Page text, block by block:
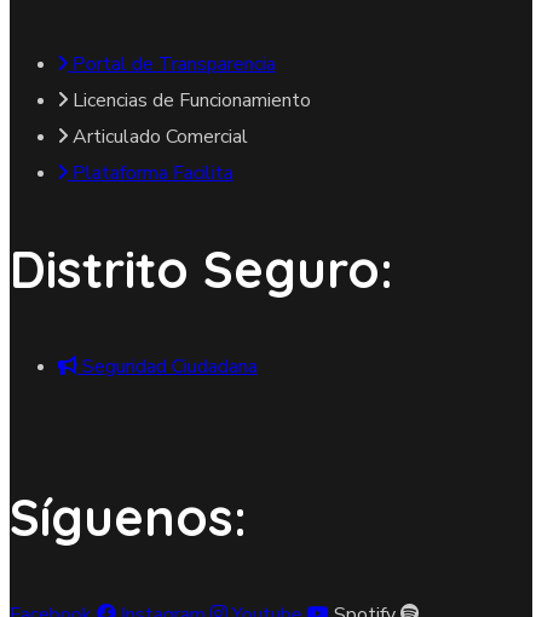
Portal de Transparencia
Licencias de Funcionamiento
Articulado Comercial
Plataforma Facilita
Distrito Seguro:
Seguridad Ciudadana
Síguenos: